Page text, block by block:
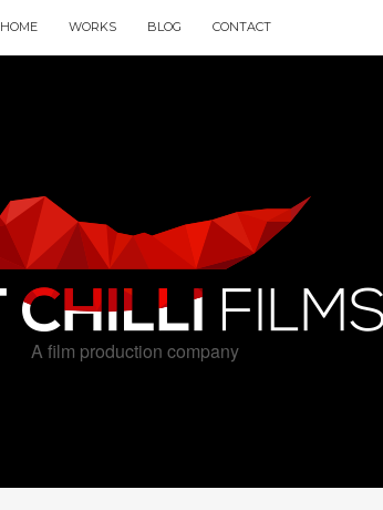
HOME WORKS BLOG CONTACT
A film production company